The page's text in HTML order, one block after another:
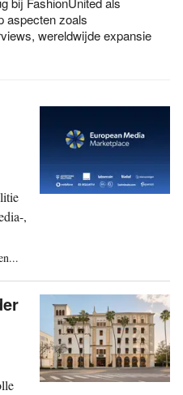
aspecten zoals
wereldwijde expansie
,